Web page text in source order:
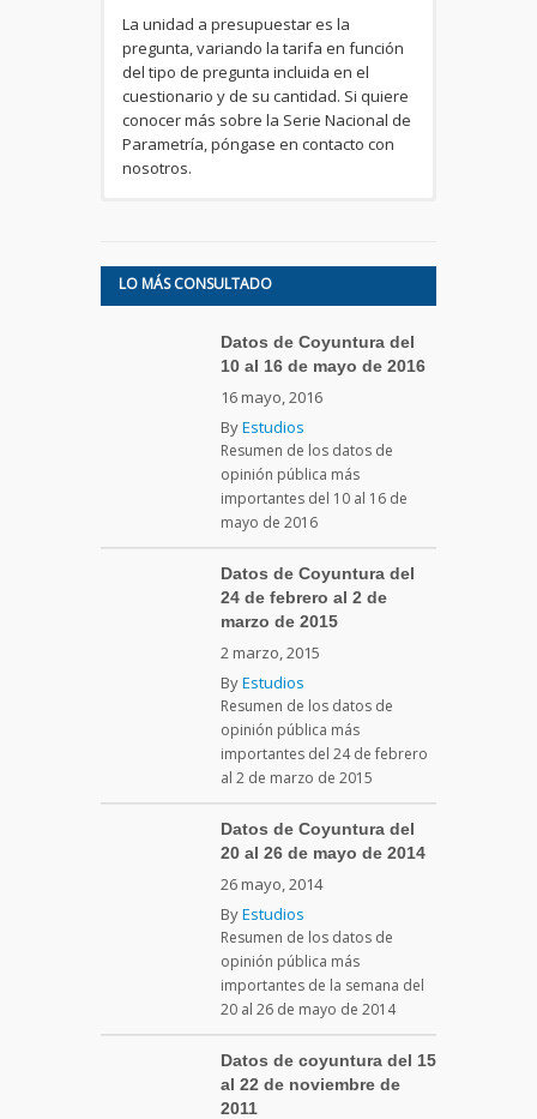
La unidad a presupuestar es la
pregunta, variando la tarifa en función
del tipo de pregunta incluida en el
cuestionario y de su cantidad. Si quiere
conocer más sobre la Serie Nacional de
Parametría, póngase en contacto con
nosotros.
LO MÁS CONSULTADO
Datos de Coyuntura del
10 al 16 de mayo de 2016
16 mayo, 2016
ByEstudios
Resumen de los datos de
opinión pública más
importantes del 10 al 16 de
mayo de 2016
Datos de Coyuntura del
24 de febrero al 2 de
marzo de 2015
2 marzo, 2015
ByEstudios
Resumen de los datos de
opinión pública más
importantes del 24 de febrero
al 2 de marzo de 2015
Datos de Coyuntura del
20 al 26 de mayo de 2014
26 mayo, 2014
ByEstudios
Resumen de los datos de
opinión pública más
importantes de la semana del
20 al 26 de mayo de 2014
Datos de coyuntura del 15
al 22 de noviembre de
2011